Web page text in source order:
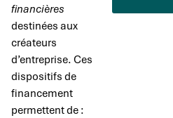
financières
destinées aux
créateurs
d’entreprise. Ces
dispositifs de
financement
permettent de :